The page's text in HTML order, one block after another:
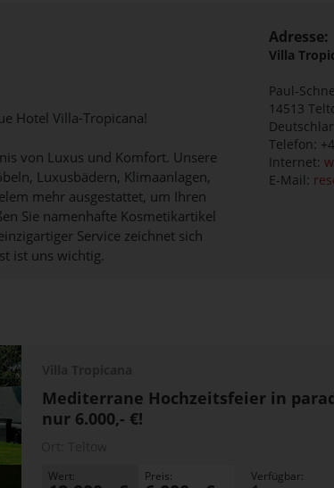
Hotel Villa-Tropicana!
von Luxus und Komfort. Unsere
Luxusbädern, Klimaanlagen,
mehr ausgestattet, um Ihren
Sie namenhafte Kosmetikartikel
Service zeichnet sich
ist uns wichtig.
Adresse:
Villa
Paul-
14513
Telefon:
Internet:
E-Mail:
Mediterrane Hochzeitsfeier in
nur 6.000,- €!
Wert: Preis: Verfügbar: